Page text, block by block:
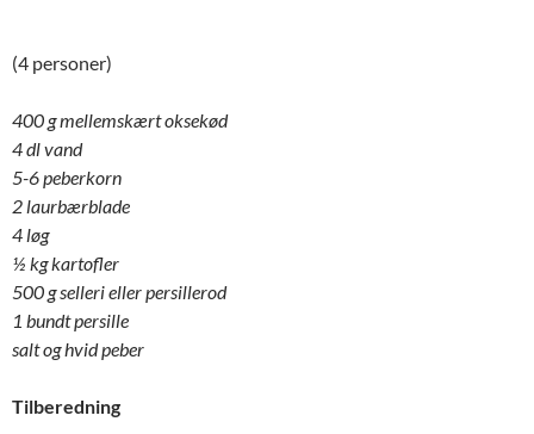
(4 personer)
400 g mellemskært oksekød
4 dl vand
5-6 peberkorn
2 laurbærblade
4 løg
½ kg kartofler
500 g selleri eller persillerod
1 bundt persille
salt og hvid peber
Tilberedning